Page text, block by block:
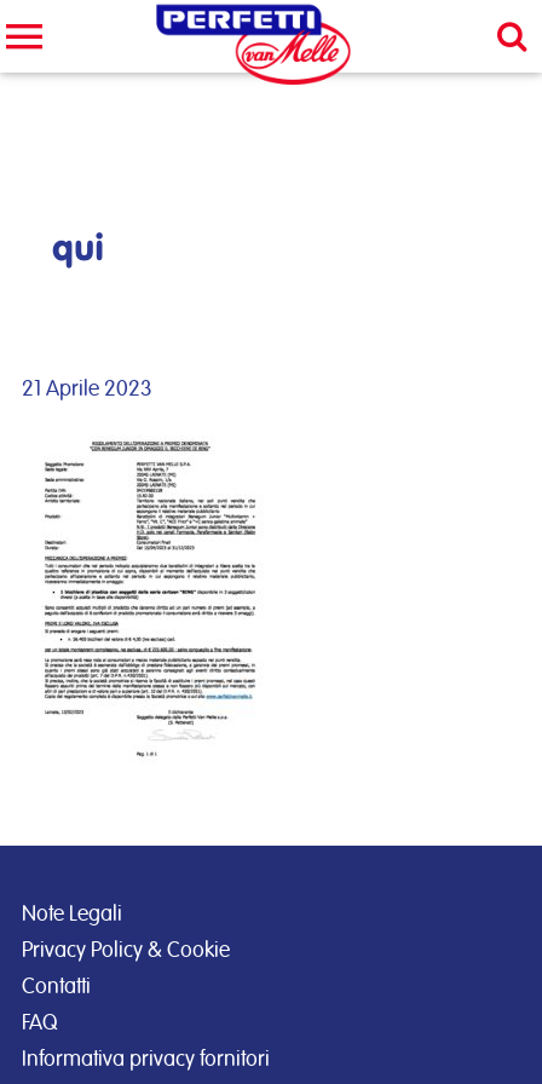
Cerca nel sito
qui
21 Aprile 2023
Note Legali
Privacy Policy & Cookie
Contatti
FAQ
Informativa privacy fornitori